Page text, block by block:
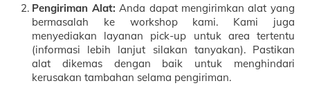
Pengiriman Alat: Anda dapat mengirimkan alat yang
bermasalah ke workshop kami. Kami juga
menyediakan layanan pick-up untuk area tertentu
(informasi lebih lanjut silakan tanyakan). Pastikan
alat dikemas dengan baik untuk menghindari
kerusakan tambahan selama pengiriman.